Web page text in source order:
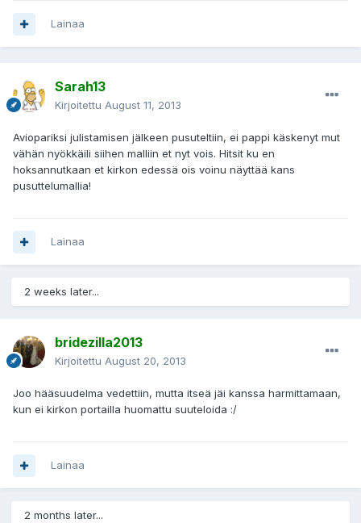
Lainaa
Sarah13
Kirjoitettu August 11, 2013
Aviopariksi julistamisen jälkeen pusuteltiin, ei pappi käskenyt mut
vähän nyökkäili siihen malliin et nyt vois. Hitsit ku en
hoksannutkaan et kirkon edessä ois voinu näyttää kans
pusuttelumallia!
Lainaa
2 weeks later...
bridezilla2013
Kirjoitettu August 20, 2013
Joo hääsuudelma vedettiin, mutta itseä jäi kanssa harmittamaan,
kun ei kirkon portailla huomattu suuteloida :/
Lainaa
2 months later...